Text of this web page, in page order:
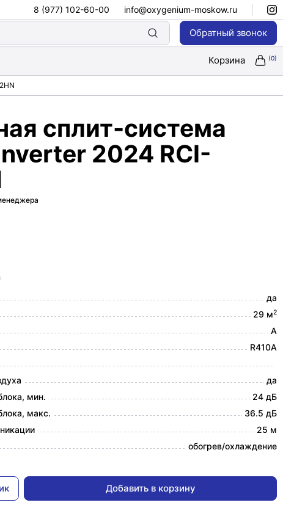
8 (977) 102-60-00 info@oxygenium-moskow.ru
Обратный звонок
Корзина
сплит-система
2024 RCI-
да
29 м2
A
R410A
да
мин.
24 дБ
макс.
36.5 дБ
25 м
обогрев/охлаждение
Добавить в корзину